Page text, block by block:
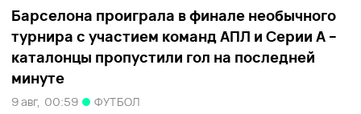
Барселона проиграла в финале необычного
турнира с участием команд АПЛ и Серии А –
каталонцы пропустили гол на последней
минуте
9 авг, 00:59 ФУТБОЛ